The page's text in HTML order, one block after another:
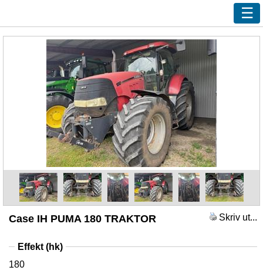
Ny sökning
Våra handlare
Annonsera
Kundservice
Logga in
Skriv ut...
Case IH PUMA 180 TRAKTOR
Effekt (hk)
180